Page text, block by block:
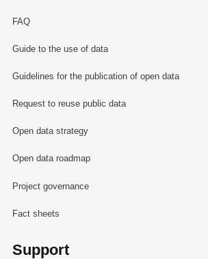
FAQ
Guide to the use of data
Guidelines for the publication of open data
Request to reuse public data
Open data strategy
Open data roadmap
Project governance
Fact sheets
Support